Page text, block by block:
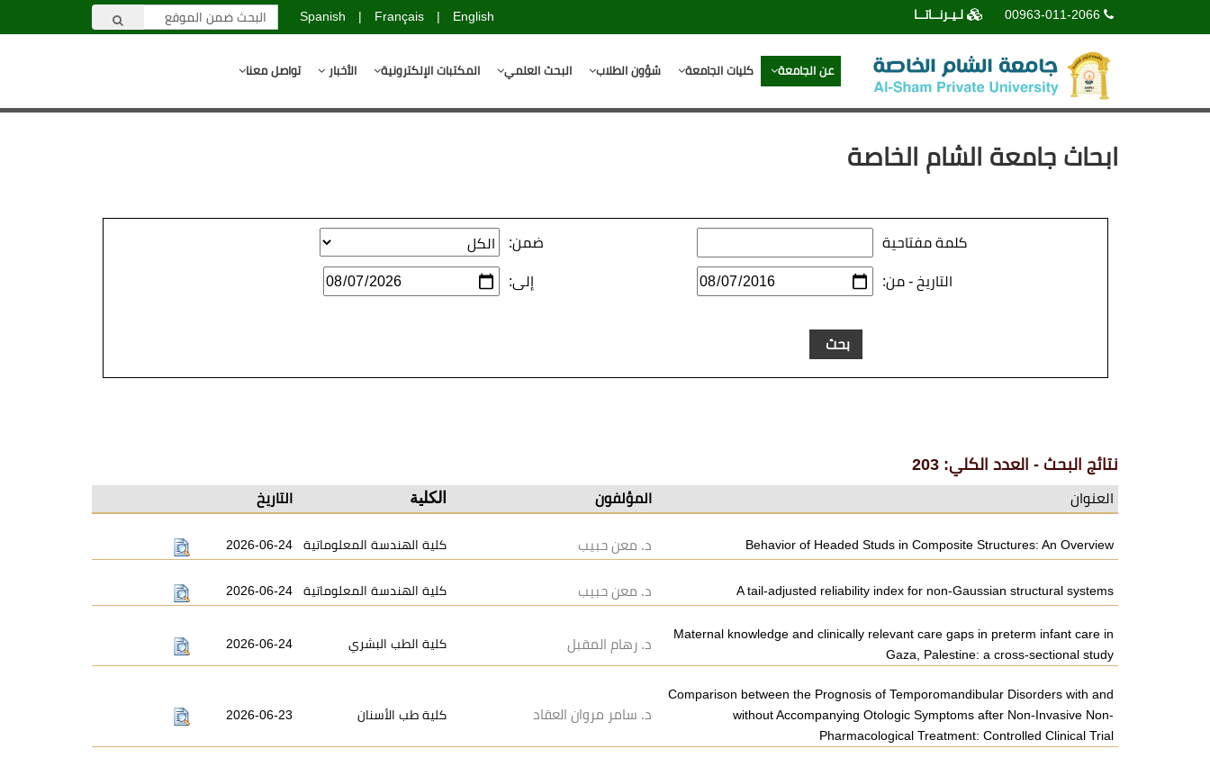
00963-011-2066 لـيـرنــاتــا English
|
Français
|
Spanish
عن الجامعة كليات الجامعة شؤون الطلاب البحث العلمي المكتبات الإلكترونية الأخبار تواصل معنا
ابحاث جامعة الشام الخاصة
كلمة مفتاحية ضمن:
التاريخ - من: إلى:
نتائج البحث - العدد الكلي: 203
العنوان المؤلفون الكلية التاريخ
Behavior of Headed Studs in Composite Structures: An Overview د. معن حبيب كلية الهندسة المعلوماتية 2026-06-24
A tail-adjusted reliability index for non-Gaussian structural systems د. معن حبيب كلية الهندسة المعلوماتية 2026-06-24
Maternal knowledge and clinically relevant care gaps in preterm infant care in
Gaza, Palestine: a cross-sectional study
د. رهام المقبل كلية الطب البشري 2026-06-24
Comparison between the Prognosis of Temporomandibular Disorders with and
without Accompanying Otologic Symptoms after Non-Invasive Non-
Pharmacological Treatment: Controlled Clinical Trial
د. سامر مروان العقاد كلية طب الأسنان 2026-06-23